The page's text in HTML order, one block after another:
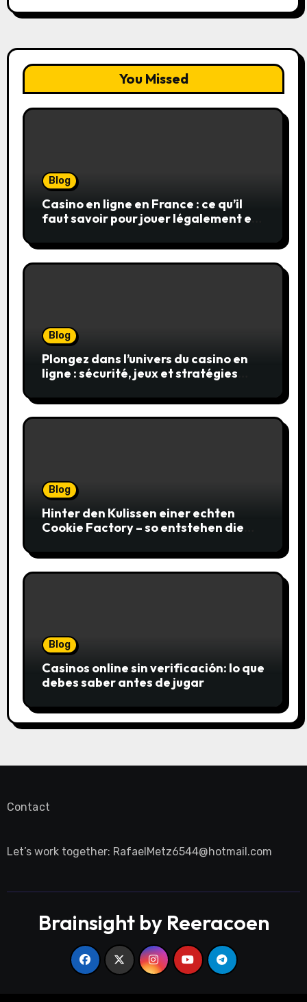
You Missed
Blog
Casino en ligne en France : ce qu’il
faut savoir pour jouer légalement et
Blog
Plongez dans l’univers du casino en
ligne : sécurité, jeux et stratégies
Blog
Hinter den Kulissen einer echten
Cookie Factory – so entstehen die
Blog
Casinos online sin verificación: lo que
debes saber antes de jugar
Contact
Let’s work together: RafaelMetz6544@hotmail.com
Brainsight by Reeracoen